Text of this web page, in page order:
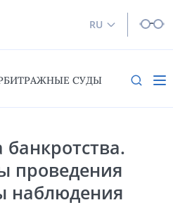
RU
СУДЫ
проведения
наблюдения